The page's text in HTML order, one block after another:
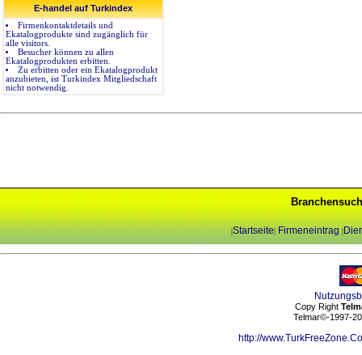
E-handel auf Turkindex
Firmenkontaktdetails und
Ekatalogprodukte sind zugänglich für
alle visitors.
Besucher können zu allen
Ekatalogprodukten erbitten.
Zu erbitten oder ein Ekatalogprodukt
anzubieten, ist Turkindex Mitgliedschaft
nicht notwendig.
|Startseite| Firmeneintrag |
Copy Right
Telmar©-1997-
http://